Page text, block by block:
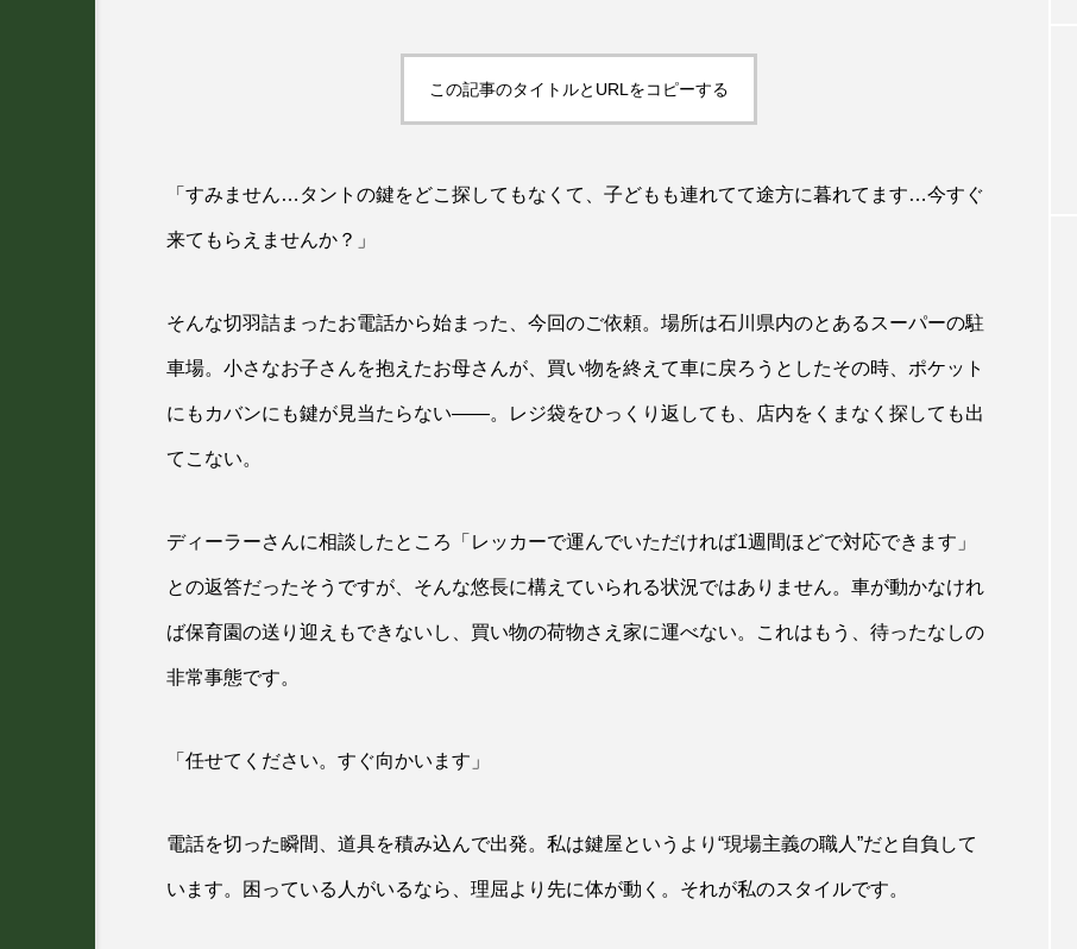
この記事のタイトルとURLをコピーする
「すみません…タントの鍵をどこ探してもなくて、子どもも連れてて途方に暮れてます…今すぐ
来てもらえませんか？」
そんな切羽詰まったお電話から始まった、今回のご依頼。場所は石川県内のとあるスーパーの駐
車場。小さなお子さんを抱えたお母さんが、買い物を終えて車に戻ろうとしたその時、ポケット
にもカバンにも鍵が見当たらない――。レジ袋をひっくり返しても、店内をくまなく探しても出
てこない。
ディーラーさんに相談したところ「レッカーで運んでいただければ1週間ほどで対応できます」
との返答だったそうですが、そんな悠長に構えていられる状況ではありません。車が動かなけれ
ば保育園の送り迎えもできないし、買い物の荷物さえ家に運べない。これはもう、待ったなしの
非常事態です。
「任せてください。すぐ向かいます」
電話を切った瞬間、道具を積み込んで出発。私は鍵屋というより“現場主義の職人”だと自負して
います。困っている人がいるなら、理屈より先に体が動く。それが私のスタイルです。